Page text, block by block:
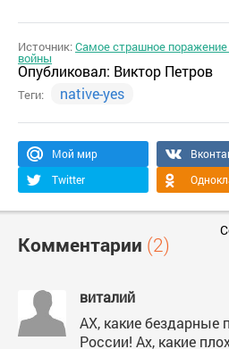
Источник:Самое страшное поражение
войны
Опубликовал: Виктор Петров
Теги: native-yes
Мой мир
Twitter
Комментарии (2)
виталий
АХ, какие бездарные
России! Ах, какие